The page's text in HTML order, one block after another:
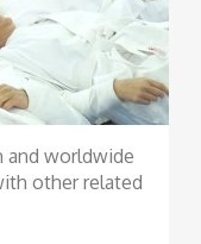
and worldwide
other related